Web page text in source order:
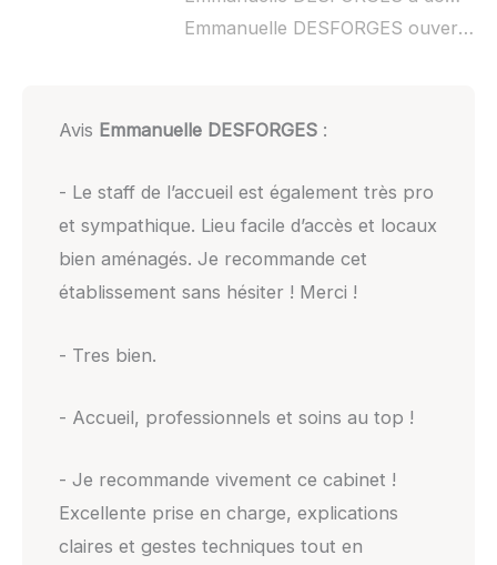
Emmanuelle DESFORGES ouvert dimanche :
Avis Emmanuelle DESFORGES:
- Le staff de l’accueil est également très pro
et sympathique. Lieu facile d’accès et locaux
bien aménagés. Je recommande cet
établissement sans hésiter ! Merci !
- Tres bien.
- Accueil, professionnels et soins au top !
- Je recommande vivement ce cabinet !
Excellente prise en charge, explications
claires et gestes techniques tout en